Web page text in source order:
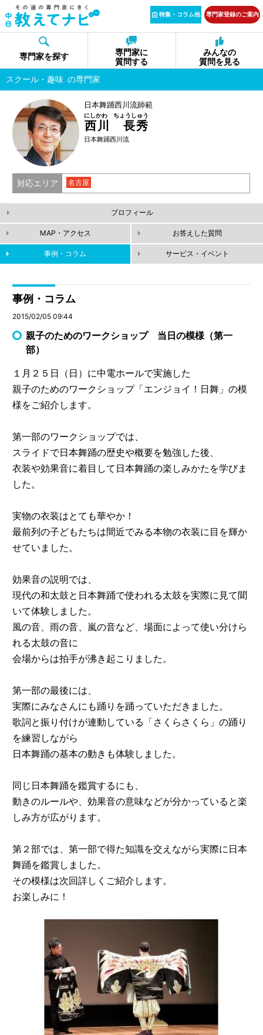
特集・コラム他 専門家登録のご案内
専門家を探す
専門家に
質問する
みんなの
質問を見る
スクール・趣味 の専門家
日本舞踊西川流師範
西川 長秀
にしかわ ちょうしゅう
日本舞踊西川流
対応エリア 名古屋
プロフィール
MAP・アクセス お答えした質問
事例・コラム サービス・イベント
事例・コラム
2015/02/05 09:44
親子のためのワークショップ 当日の模様（第一
部）
１月２５日（日）に中電ホールで実施した
親子のためのワークショップ「エンジョイ！日舞」の模
様をご紹介します。
第一部のワークショップでは、
スライドで日本舞踊の歴史や概要を勉強した後、
衣装や効果音に着目して日本舞踊の楽しみかたを学びま
した。
実物の衣装はとても華やか！
最前列の子どもたちは間近でみる本物の衣装に目を輝か
せていました。
効果音の説明では、
現代の和太鼓と日本舞踊で使われる太鼓を実際に見て聞
いて体験しました。
風の音、雨の音、嵐の音など、場面によって使い分けら
れる太鼓の音に
会場からは拍手が沸き起こりました。
第一部の最後には、
実際にみなさんにも踊りを踊っていただきました。
歌詞と振り付けが連動している「さくらさくら」の踊り
を練習しながら
日本舞踊の基本の動きも体験しました。
同じ日本舞踊を鑑賞するにも、
動きのルールや、効果音の意味などが分かっていると楽
しみ方が広がります。
第２部では、第一部で得た知識を交えながら実際に日本
舞踊を鑑賞しました。
その模様は次回詳しくご紹介します。
お楽しみに！